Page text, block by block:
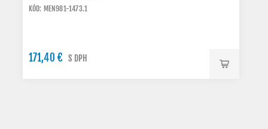
KÓD: MEN981-1473.1
171,40 € S DPH